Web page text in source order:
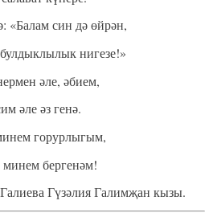
«Балам син дә өйрән,
нигезе!»
әле, әбием,
әле әз генә.
горурлыгым,
бергенәм!
Гүзәлия Галимҗан кызы.